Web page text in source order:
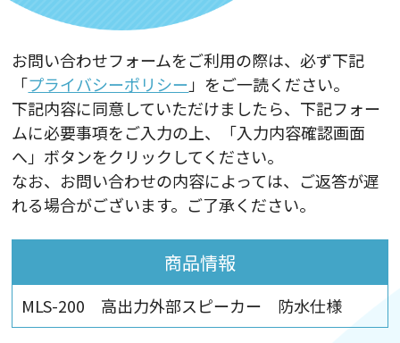
お問い合わせフォームをご利用の際は、必ず下記
「プライバシーポリシー 」をご一読ください。
下記内容に同意していただけましたら、下記フォー
ムに必要事項をご入力の上、「入力内容確認画面
へ」ボタンをクリックしてください。
なお、お問い合わせの内容によっては、ご返答が遅
れる場合がございます。ご了承ください。
商品情報
MLS-200 高出力外部スピーカー 防水仕様